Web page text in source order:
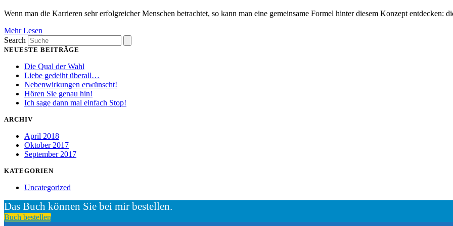
Wenn man die Karrieren sehr erfolgreicher Menschen betrachtet, so kann man eine gemeinsame Formel hinter diesem Konzept entdecken:
Mehr Lesen
Search
NEUESTE BEITRÄGE
Die Qual der Wahl
Liebe gedeiht überall…
Nebenwirkungen erwünscht!
Hören Sie genau hin!
Ich sage dann mal einfach Stop!
ARCHIV
April 2018
Oktober 2017
September 2017
KATEGORIEN
Uncategorized
Das Buch können Sie bei mir bestellen.
Buch bestellen